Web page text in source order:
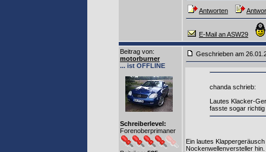
Antworten
E-Mail an ASW29
Beitrag von:
motorburner
... ist OFFLINE
Schreiberlevel:
Forenoberprimaner
Geschrieben am
chanda schrieb:
Lautes Klacker-
fasste sogar
Ein lautes
Nockenwellenversteller